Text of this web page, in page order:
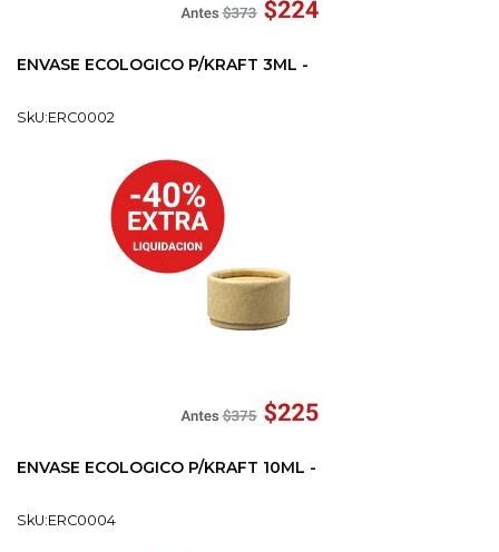
ENVASE ECOLOGICO P/KRAFT 3ML -
SkU:ERC0002
ENVASE ECOLOGICO P/KRAFT 10ML -
SkU:ERC0004